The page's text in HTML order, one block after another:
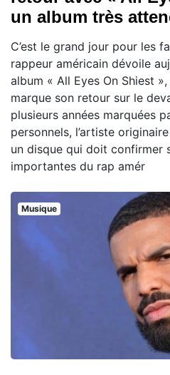
un album très
C’est le grand jour pour les
rappeur américain dévoile
album « All Eyes On Shiest
marque son retour sur le
plusieurs années marquées
personnels, l’artiste
un disque qui doit confirmer
importantes du rap amér
Musique